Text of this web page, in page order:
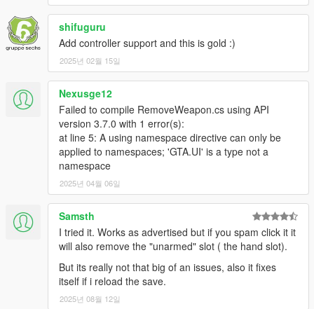
shifuguru
Add controller support and this is gold :)
2025년 02월 15일
Nexusge12
Failed to compile RemoveWeapon.cs using API
version 3.7.0 with 1 error(s):
at line 5: A using namespace directive can only be
applied to namespaces; 'GTA.UI' is a type not a
namespace
2025년 04월 06일
Samsth
I tried it. Works as advertised but if you spam click it it
will also remove the "unarmed" slot ( the hand slot).
But its really not that big of an issues, also it fixes
itself if i reload the save.
2025년 08월 12일